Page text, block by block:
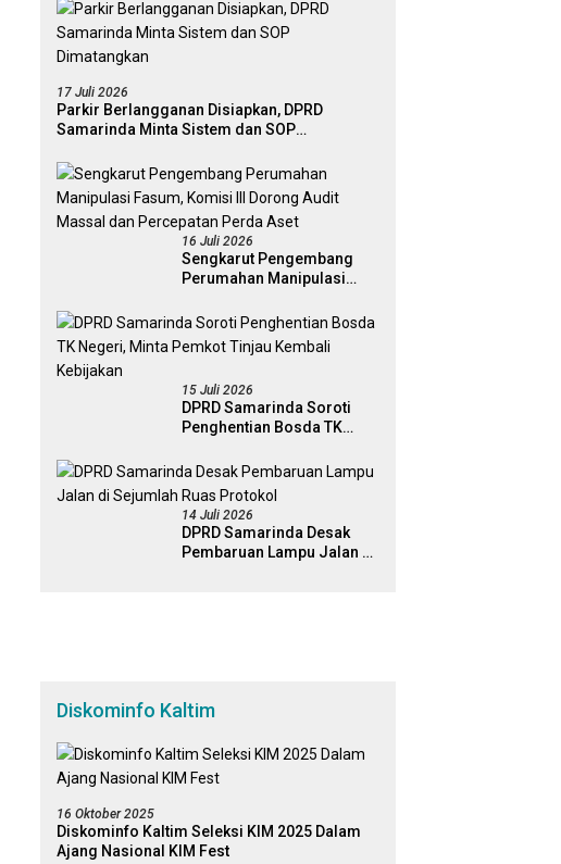
17 Juli 2026
Parkir Berlangganan Disiapkan, DPRD
Samarinda Minta Sistem dan SOP
16 Juli 2026
Sengkarut Pengembang
Perumahan Manipulasi
Audit Massal dan
Percepatan Perda Aset
15 Juli 2026
DPRD Samarinda Soroti
Penghentian Bosda TK
Tinjau Kembali Kebijakan
14 Juli 2026
DPRD Samarinda Desak
Pembaruan Lampu Jalan di
Diskominfo Kaltim
16 Oktober 2025
Diskominfo Kaltim Seleksi KIM 2025 Dalam
Ajang Nasional KIM Fest